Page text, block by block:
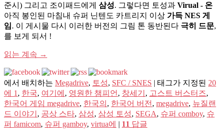
준시) 그리고 조이패드에게 삼성. 그렇다면 토성과 Virual - 온
아직 봉인된 마침내 슈퍼 닌텐도 카트리지 이상 가득 NES 게
임. 이 게시물 다시 이러한 버전의 그림 톤 동반된다 극히 드문,
를 보게 되서 !
읽는 계속 →
에서 배치하는 Megadrive, 토성, SFC / SNES | 태그가 지정된 20
에 1 , 한국, 여기에 , 영원한 챔피언 , 창세기 , 고스트 ​​버스터즈,
한국어 게임 megadrive, 한국의 , 한국어 버전 , megadrive, 뉴질랜
드 이야기 , 공상 스타, 삼성, 삼성 토성, SEGA, 슈퍼 comboy, 슈
퍼 famicom, 슈퍼 gamboy, virtua에 | 11 답글